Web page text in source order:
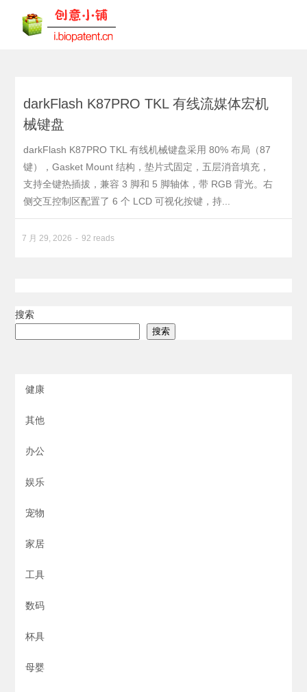
darkFlash K87PRO TKL 有线流媒体宏机
械键盘
darkFlash K87PRO TKL 有线机械键盘采用 80% 布局（87
键），Gasket Mount 结构，垫片式固定，五层消音填充，
支持全键热插拔，兼容 3 脚和 5 脚轴体，带 RGB 背光。右
侧交互控制区配置了 6 个 LCD 可视化按键，持...
7 月 29, 2026 92 reads
搜索
搜索
健康
其他
办公
娱乐
宠物
家居
工具
数码
杯具
母婴